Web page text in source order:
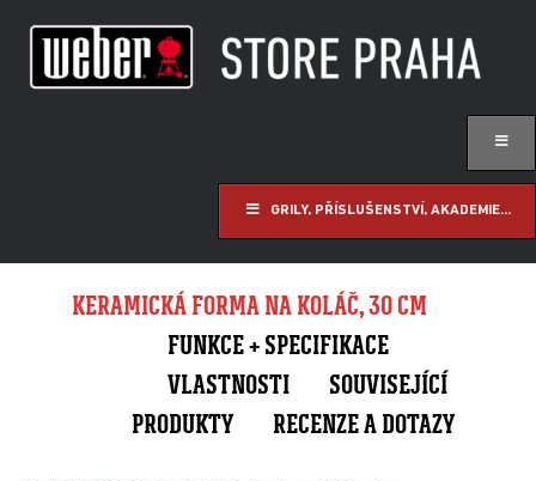
GRILY, PŘÍSLUŠENSTVÍ, AKADEMIE...
KERAMICKÁ FORMA NA KOLÁČ, 30 CM
FUNKCE + SPECIFIKACE
VLASTNOSTI
SOUVISEJÍCÍ
PRODUKTY
RECENZE A DOTAZY